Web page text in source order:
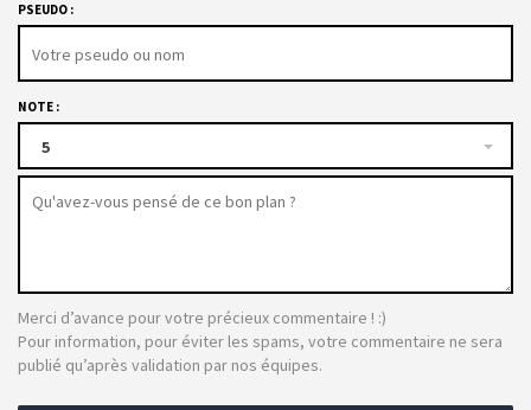
PSEUDO :
NOTE :
5
Merci d’avance pour votre précieux commentaire ! :)
Pour information, pour éviter les spams, votre commentaire ne sera
publié qu’après validation par nos équipes.